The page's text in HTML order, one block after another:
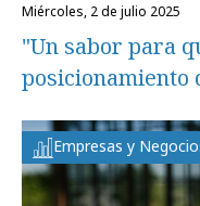
miércoles, 2 de julio 2025
"Un sabor para
posicionamiento
Empresas y